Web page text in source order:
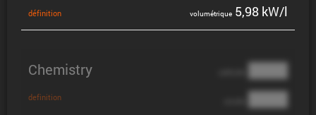
défini­tion volumé­trique 5,98 kW/l
Chemistry
definition
████
████